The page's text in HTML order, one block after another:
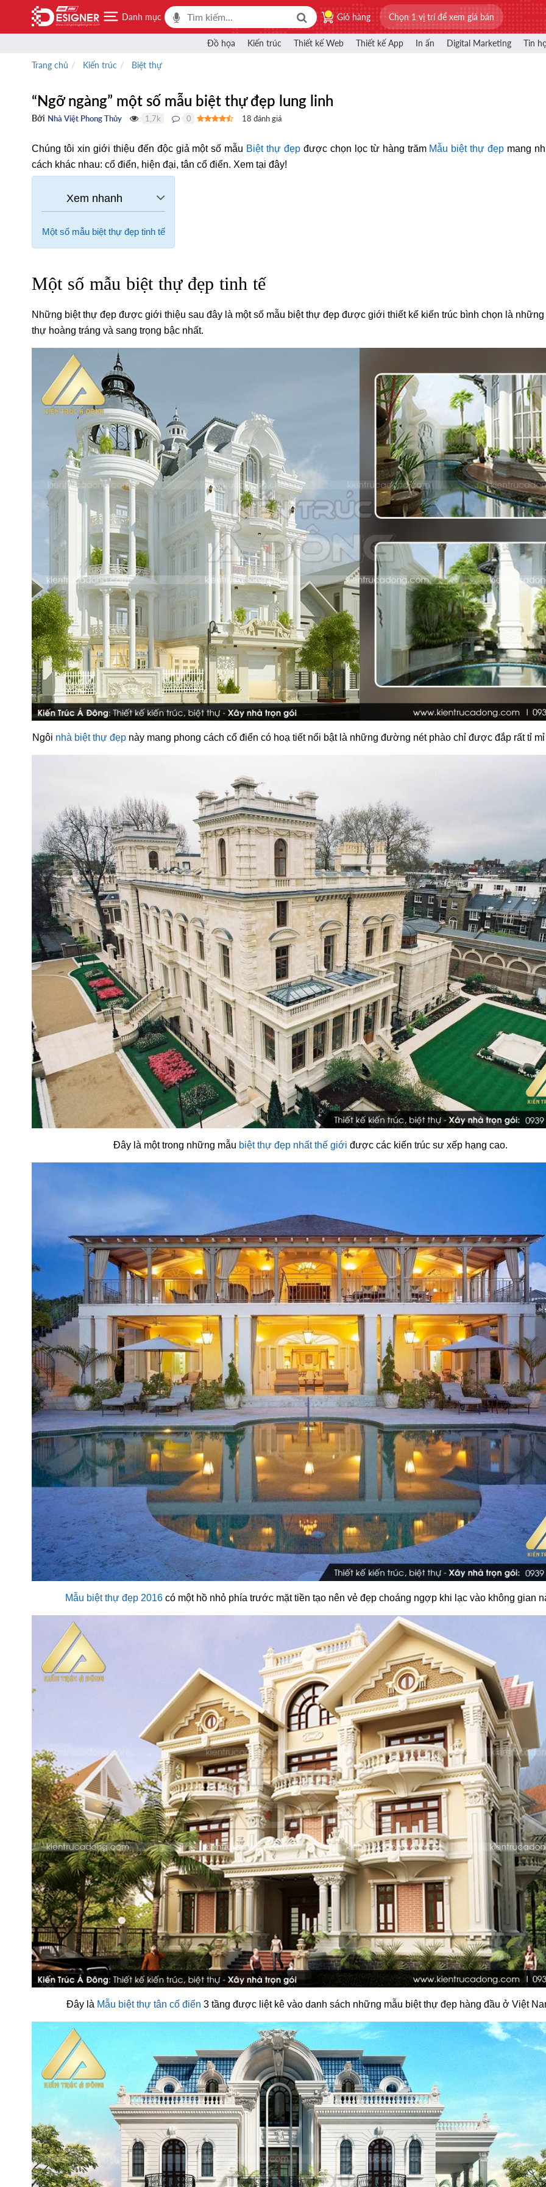
Danh mục Giỏ hàng Chọn 1 vị trí để xem giá bán
Đồ họa Kiến trúc Thiết kế Web Thiết kế App In ấn Digital Marketing Tin
Trang chủ Kiến trúc Biệt thự
“Ngỡ ngàng” một số mẫu biệt thự đẹp lung linh
Bởi Nhà Việt Phong Thủy 1,7k 0 18 đánh giá
Chúng tôi xin giới thiệu đến độc giả một số mẫu Biệt thự đẹp được chọn lọc từ hàng trăm Mẫu biệt thự đẹp mang
cách khác nhau: cổ điển, hiện đại, tân cổ điển. Xem tại đây!
Một số mẫu biệt thự đẹp tinh tế
Một số mẫu biệt thự đẹp tinh tế
Những biệt thự đẹp được giới thiệu sau đây là một số mẫu biệt thự đẹp được giới thiết kế kiến trúc bình chọn là những
thự hoàng tráng và sang trọng bậc nhất.
Ngôi nhà biệt thự đẹp này mang phong cách cổ điển có hoạ tiết nổi bật là những đường nét phào chỉ được đắp rất tỉ
Đây là một trong những mẫu biệt thự đẹp nhất thế giớiđược các kiến trúc sư xếp hạng cao.
Mẫu biệt thự đẹp 2016có một hồ nhỏ phía trước mặt tiền tạo nên vẻ đẹp choáng ngợp khi lạc vào không gian
Đây là Mẫu biệt thự tân cổ điển 3 tầng được liệt kê vào danh sách những mẫu biệt thự đẹp hàng đầu ở Việt